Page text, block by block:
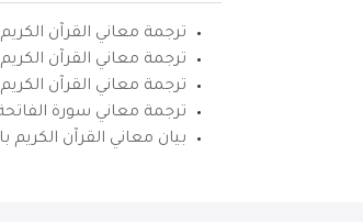
ترجمة معاني القرآن الكريم
ترجمة معاني القرآن
ترجمة معاني القرآن
ترجمة معاني سورة الفاتحة
بيان معاني القرآن الكريم